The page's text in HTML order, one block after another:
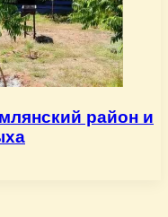
район и